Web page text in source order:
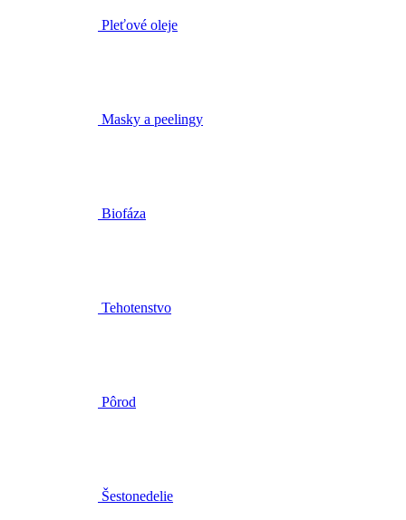
Pleťové oleje
Masky a peelingy
Biofáza
Tehotenstvo
Pôrod
Šestonedelie